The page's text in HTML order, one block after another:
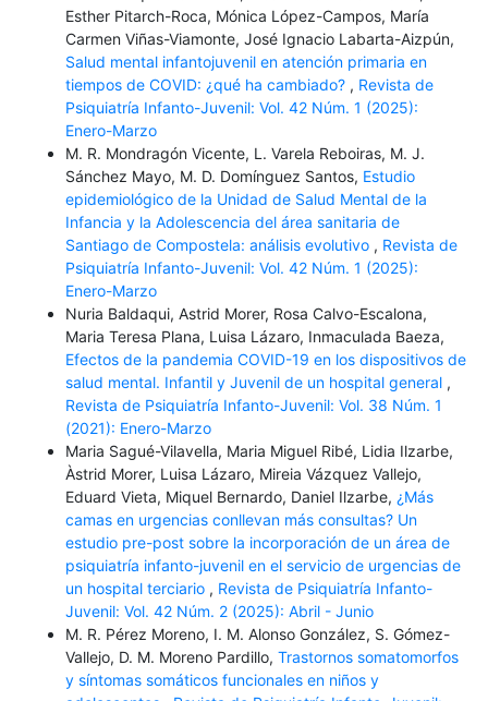
Esther Pitarch-Roca, Mónica López-Campos, María
Carmen Viñas-Viamonte, José Ignacio Labarta-Aizpún,
Salud mental infantojuvenil en atención primaria en
tiempos de COVID: ¿qué ha cambiado? , Revista de
Psiquiatría Infanto-Juvenil: Vol. 42 Núm. 1 (2025):
Enero-Marzo
M. R. Mondragón Vicente, L. Varela Reboiras, M. J.
Sánchez Mayo, M. D. Domínguez Santos, Estudio
epidemiológico de la Unidad de Salud Mental de la
Infancia y la Adolescencia del área sanitaria de
Santiago de Compostela: análisis evolutivo , Revista de
Psiquiatría Infanto-Juvenil: Vol. 42 Núm. 1 (2025):
Enero-Marzo
Nuria Baldaqui, Astrid Morer, Rosa Calvo-Escalona,
Maria Teresa Plana, Luisa Lázaro, Inmaculada Baeza,
Efectos de la pandemia COVID-19 en los dispositivos de
salud mental. Infantil y Juvenil de un hospital general ,
Revista de Psiquiatría Infanto-Juvenil: Vol. 38 Núm. 1
(2021): Enero-Marzo
Maria Sagué-Vilavella, Maria Miguel Ribé, Lidia Ilzarbe,
Àstrid Morer, Luisa Lázaro, Mireia Vázquez Vallejo,
Eduard Vieta, Miquel Bernardo, Daniel Ilzarbe, ¿Más
camas en urgencias conllevan más consultas? Un
estudio pre-post sobre la incorporación de un área de
psiquiatría infanto-juvenil en el servicio de urgencias de
un hospital terciario , Revista de Psiquiatría Infanto-
Juvenil: Vol. 42 Núm. 2 (2025): Abril - Junio
M. R. Pérez Moreno, I. M. Alonso González, S. Gómez-
Vallejo, D. M. Moreno Pardillo, Trastornos somatomorfos
y síntomas somáticos funcionales en niños y